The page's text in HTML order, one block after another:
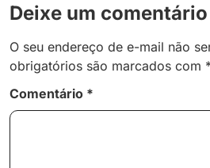
Deixe um comentário
O seu endereço de e-mail não
obrigatórios são marcados com *
Comentário *